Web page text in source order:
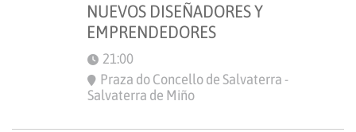
NUEVOS DISEÑADORES Y
EMPRENDEDORES
21:00
Praza do Concello de Salvaterra -
Salvaterra de Miño